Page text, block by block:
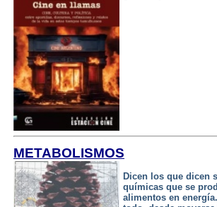
METABOLISMOS
Dicen los que dicen
químicas que se
alimentos en